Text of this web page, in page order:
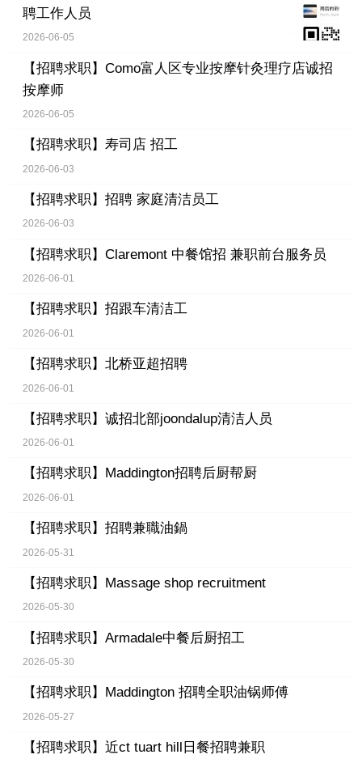
聘工作人员
2026-06-05
【招聘求职】 Como富人区专业按摩针灸理疗店诚招
按摩师
2026-06-05
【招聘求职】 寿司店 招工
2026-06-03
【招聘求职】 招聘 家庭清洁员工
2026-06-03
【招聘求职】 Claremont 中餐馆招 兼职前台服务员
2026-06-01
【招聘求职】 招跟车清洁工
2026-06-01
【招聘求职】 北桥亚超招聘
2026-06-01
【招聘求职】 诚招北部joondalup清洁人员
2026-06-01
【招聘求职】 Maddington招聘后厨帮厨
2026-06-01
【招聘求职】 招聘兼職油鍋
2026-05-31
【招聘求职】 Massage shop recruitment
2026-05-30
【招聘求职】 Armadale中餐后厨招工
2026-05-30
【招聘求职】 Maddington 招聘全职油锅师傅
2026-05-27
【招聘求职】 近ct tuart hill日餐招聘兼职